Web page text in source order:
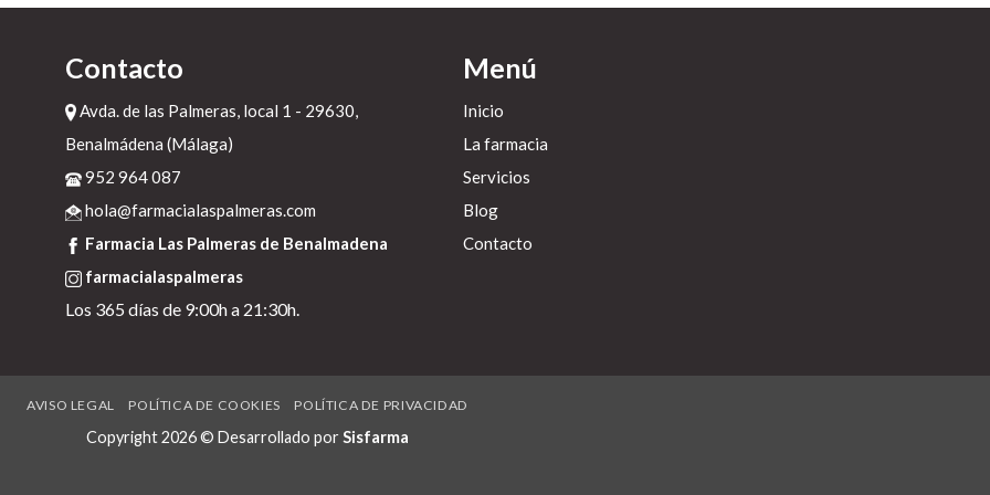
Contacto
Avda. de las Palmeras, local 1 - 29630,
Benalmádena (Málaga)
952 964 087
hola@farmacialaspalmeras.com
Farmacia Las Palmeras de Benalmadena
farmacialaspalmeras
Los 365 días de 9:00h a 21:30h.
Menú
Inicio
La farmacia
Servicios
Blog
Contacto
AVISO LEGAL POLÍTICA DE COOKIES POLÍTICA DE PRIVACIDAD
Copyright 2026 © Desarrollado por Sisfarma